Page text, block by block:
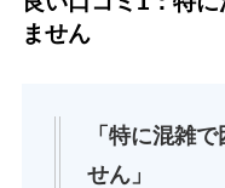
ません
「特に混雑
せん」